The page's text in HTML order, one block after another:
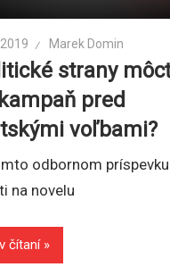
Marek Domin
strany
pred
voľbami?
odbornom
na novelu
čítaní